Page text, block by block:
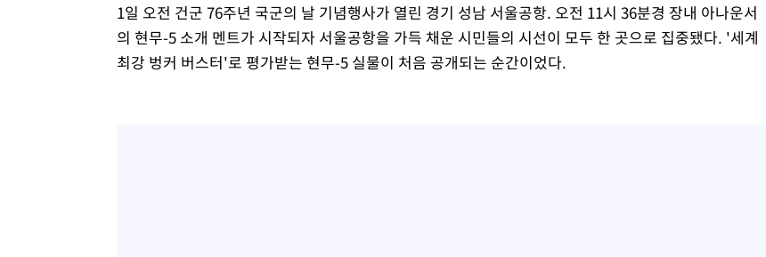
1일 오전 건군 76주년 국군의 날 기념행사가 열린 경기 성남 서울공항. 오전 11시 36분경 장내 아나운서
의 현무-5 소개 멘트가 시작되자 서울공항을 가득 채운 시민들의 시선이 모두 한 곳으로 집중됐다. '세계
최강 벙커 버스터'로 평가받는 현무-5 실물이 처음 공개되는 순간이었다.